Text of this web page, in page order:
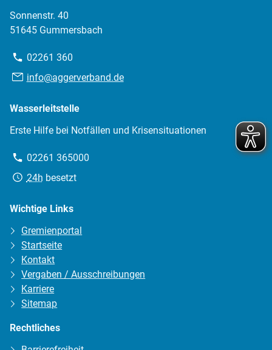
Sonnenstr. 40
51645 Gummersbach
Telefon:
02261 360
E-
Mail:
info@aggerverband.de
Wasserleitstelle
Erste Hilfe bei Notfällen und Krisensituationen
Telefon:
02261 365000
Erreichbarkeit:
24h besetzt
Wichtige Links
Gremienportal
Startseite
Kontakt
Vergaben / Ausschreibungen
Karriere
Sitemap
Rechtliches